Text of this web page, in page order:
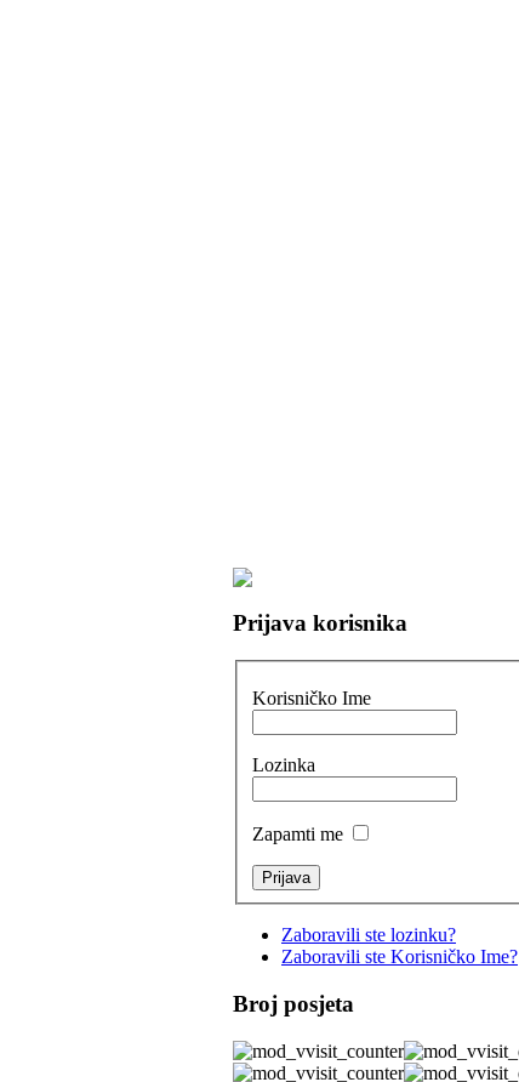
Prijava korisnika
Korisničko Ime
Lozinka
Zapamti me
Zaboravili ste lozinku?
Zaboravili ste Korisničko Ime?
Broj posjeta